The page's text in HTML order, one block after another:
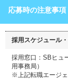
応募時の注意事項
採用スケジュール
採用窓口：SBヒュ
用事務局）
※上記転職エージェ